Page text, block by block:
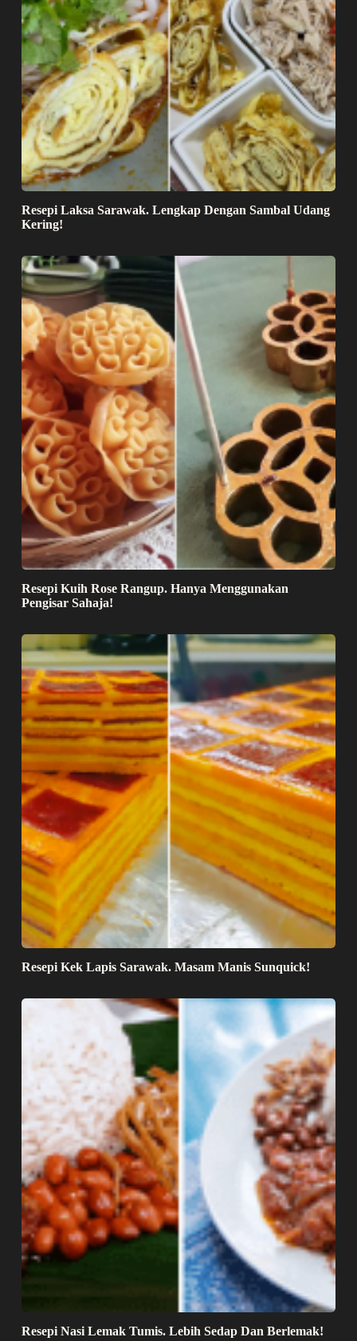
Resepi Laksa Sarawak. Lengkap Dengan Sambal Udang
Kering!
Resepi Kuih Rose Rangup. Hanya Menggunakan
Pengisar Sahaja!
Resepi Kek Lapis Sarawak. Masam Manis Sunquick!
Resepi Nasi Lemak Tumis. Lebih Sedap Dan Berlemak!